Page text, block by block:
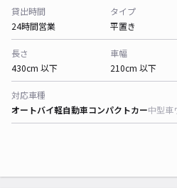
貸出時間
24時間営業
タイプ
平置き
長さ
430cm 以下
車幅
210cm 以下
対応車種
オートバイ軽自動車コンパクトカー中型車